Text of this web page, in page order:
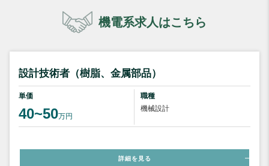
機電系求人はこちら
設計技術者（樹脂、金属部品）
単価
40~50万円
職種
機械設計
詳細を見る